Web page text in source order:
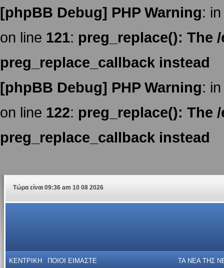
[phpBB Debug] PHP Warning:
on line 121: preg_replace(): The
preg_replace_callback instead
[phpBB Debug] PHP Warning:
on line 122: preg_replace(): The
preg_replace_callback instead
Τώρα είναι 09:36 am 10 08 2026
ΚΕΝΤΡΙΚΗ ΠΟΙΟΙ ΕΙΜΑΣΤΕ ΤΑ ΝΕΑ THΣ